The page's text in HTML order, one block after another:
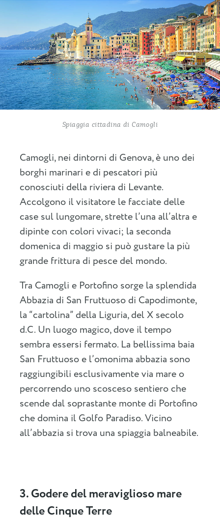
Spiaggia cittadina di Camogli
Camogli, nei dintorni di Genova, è uno dei
borghi marinari e di pescatori più
conosciuti della riviera di Levante.
Accolgono il visitatore le facciate delle
case sul lungomare, strette l’una all’altra e
dipinte con colori vivaci; la seconda
domenica di maggio si può gustare la più
grande frittura di pesce del mondo.
Tra Camogli e Portofino sorge la splendida
Abbazia di San Fruttuoso di Capodimonte,
la “cartolina” della Liguria, del X secolo
d.C. Un luogo magico, dove il tempo
sembra essersi fermato. La bellissima baia
San Fruttuoso e l’omonima abbazia sono
raggiungibili esclusivamente via mare o
percorrendo uno scosceso sentiero che
scende dal soprastante monte di Portofino
che domina il Golfo Paradiso. Vicino
all’abbazia si trova una spiaggia balneabile.
3. Godere del meraviglioso mare
delle Cinque Terre